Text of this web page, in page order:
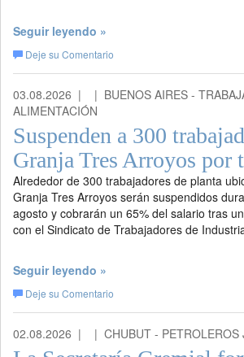
Seguir leyendo »
Deje su Comentario
03.08.2026 |
| BUENOS AIRES -
ALIMENTACIÓN
Suspenden a 300
Granja Tres Arroyos por
Alrededor de 300 trabajadores de planta
Granja Tres Arroyos serán suspendidos
agosto y cobrarán un 65% del salario tras
con el Sindicato de Trabajadores de
Seguir leyendo »
Deje su Comentario
02.08.2026 | | CHUBUT - PETROLEROS